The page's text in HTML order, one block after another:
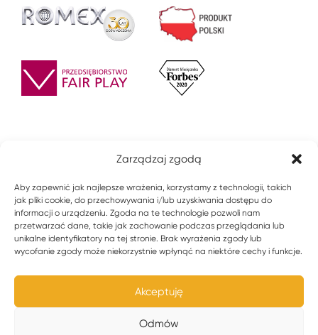
Zarządzaj zgodą
Aby zapewnić jak najlepsze wrażenia, korzystamy z technologii, takich
jak pliki cookie, do przechowywania i/lub uzyskiwania dostępu do
informacji o urządzeniu. Zgoda na te technologie pozwoli nam
przetwarzać dane, takie jak zachowanie podczas przeglądania lub
unikalne identyfikatory na tej stronie. Brak wyrażenia zgody lub
wycofanie zgody może niekorzystnie wpłynąć na niektóre cechy i funkcje.
Akceptuję
Odmów